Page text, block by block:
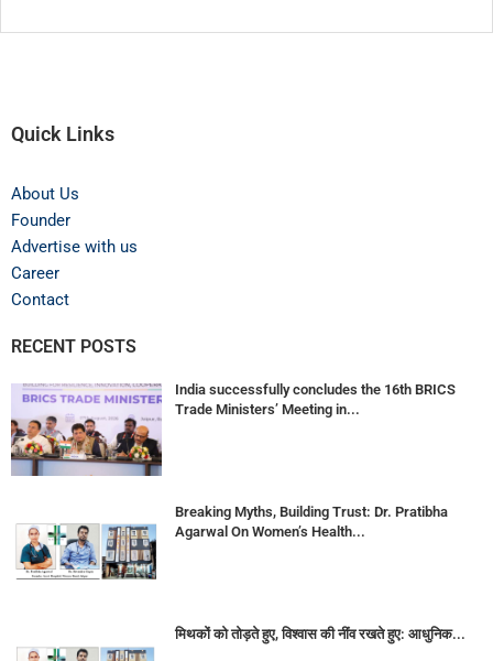
Quick Links
About Us
Founder
Advertise with us
Career
Contact
RECENT POSTS
India successfully concludes the 16th BRICS
Trade Ministers’ Meeting in...
Breaking Myths, Building Trust: Dr. Pratibha
Agarwal On Women’s Health...
मिथकों को तोड़ते हुए, विश्वास की नींव रखते हुए: आधुनिक...